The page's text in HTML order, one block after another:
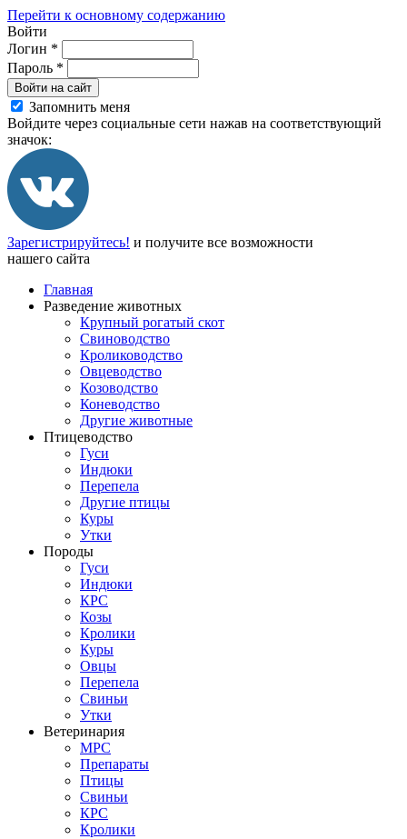
Перейти к основному содержанию
Войти
Логин *
Пароль *
Войти на сайт
Запомнить меня
Войдите через социальные сети нажав на соответствующий
значок:
Зарегистрируйтесь! и получите все возможности
нашего сайта
Главная
Разведение животных
Крупный рогатый скот
Свиноводство
Кролиководство
Овцеводство
Козоводство
Коневодство
Другие животные
Птицеводство
Гуси
Индюки
Перепела
Другие птицы
Куры
Утки
Породы
Гуси
Индюки
КРС
Козы
Кролики
Куры
Овцы
Перепела
Свиньи
Утки
Ветеринария
МРС
Препараты
Птицы
Свиньи
КРС
Кролики